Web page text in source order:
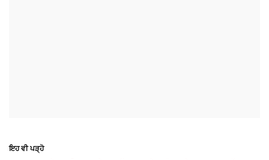
ਇਹ ਵੀ ਪੜ੍ਹੋ